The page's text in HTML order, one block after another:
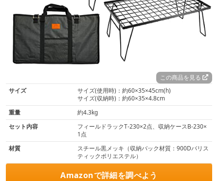
この商品を見る
サイズ
サイズ(使用時)：約60×35×45cm(h)
サイズ(収納時)：約60×35×4.8cm
重量
約4.3kg
セット内容
フィールドラックT-230×2点、収納ケースB-230×
1点
材質
スチール黒メッキ（収納バック材質：900Dバリス
ティックポリエステル）
Amazonで詳細を調べよう